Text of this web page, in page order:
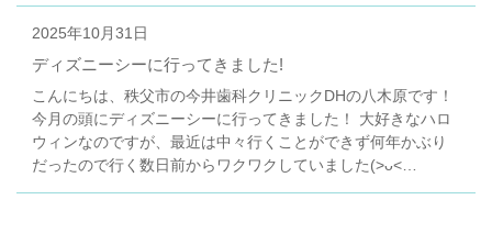
2025年10月31日
ディズニーシーに行ってきました!
こんにちは、秩父市の今井歯科クリニックDHの八木原です！
今月の頭にディズニーシーに行ってきました！ 大好きなハロ
ウィンなのですが、最近は中々行くことができず何年かぶり
だったので行く数日前からワクワクしていました(>ᴗ<…